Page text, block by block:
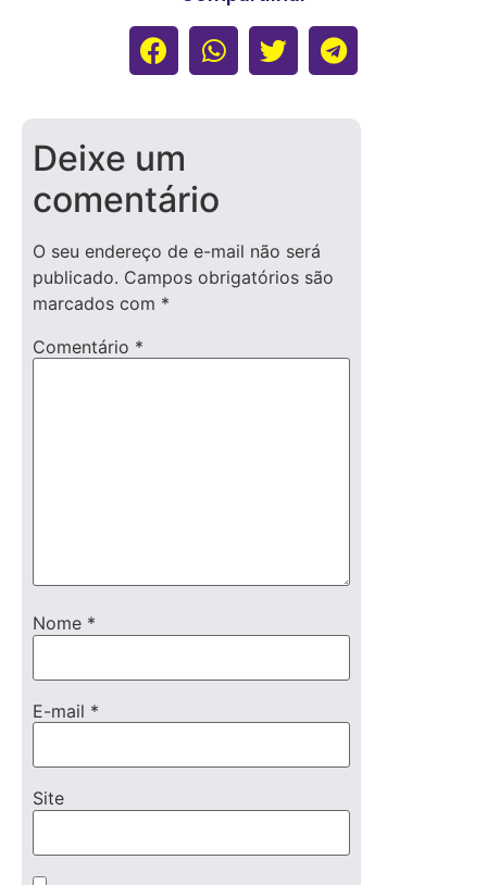
Deixe um
comentário
O seu endereço de e-mail não será
publicado. Campos obrigatórios são
marcados com *
Comentário *
Nome *
E-mail *
Site